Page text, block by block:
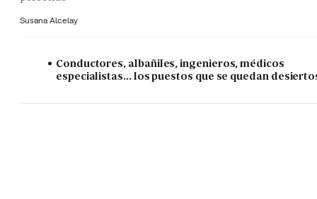
Susana Alcelay
Conductores, albañiles, ingenieros, médicos
especialistas... los puestos que se quedan